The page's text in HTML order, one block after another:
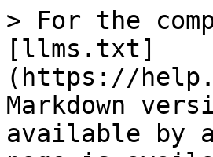
> For the
[llms.txt]
(https://
Markdown
available by